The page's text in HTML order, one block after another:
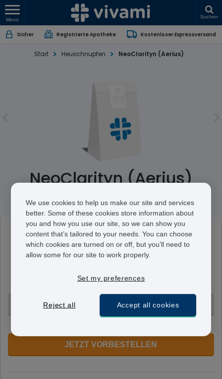
Menü
Suchen
Sicher Registrierte Apotheke Kostenloser Expressversand
Start Heuschnupfen NeoClarityn (Aerius)
NeoClarityn (Aerius)
NeoClarityn
5 mg
Eine Tablette enthält 5 mg Desloratadin. Für den von
Tag eingenommen.
30 Tabletten - 76,95 €
JETZT VORBESTELLEN
We use cookies to help us make our site and services
better. Some of these cookies store information about
you and how you use our site, so we can show you
content that’s tailored to your needs. You can choose
which cookies are turned on or off, but you’ll need to
allow some for our site to work properly.
Set my preferences
Reject all Accept all cookies